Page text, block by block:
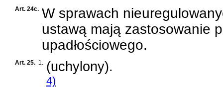
Art. 24c. W sprawach
ustawą mają zastosowanie
upadłościowego.
Art. 25. 1. (uchylony).
4)